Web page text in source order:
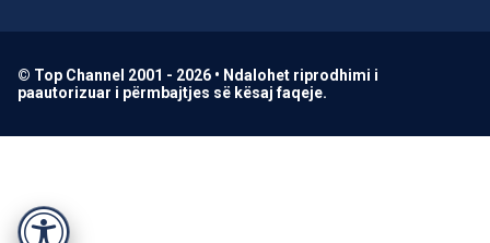
© Top Channel 2001 - 2026 • Ndalohet riprodhimi i
paautorizuar i përmbajtjes së kësaj faqeje.